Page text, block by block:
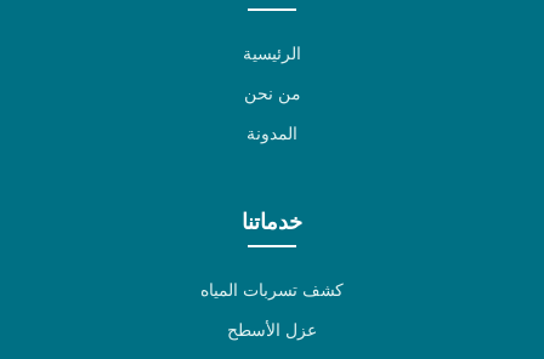
الرئيسية
من نحن
المدونة
خدماتنا
كشف تسربات المياه
عزل الأسطح